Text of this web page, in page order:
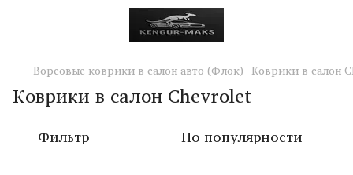
Ворсовые коврики в салон авто (Флок) Коврики в салон
Коврики в салон Chevrolet
Фильтр По популярности